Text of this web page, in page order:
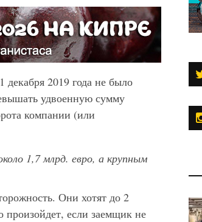
декабря 2019 года не было
удвоенную сумму
компании (или
1,7 млрд. евро, а крупным
Они хотят до 2
произойдет, если заемщик не